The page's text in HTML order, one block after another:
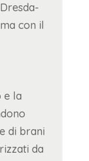
con il
e la
di brani
da